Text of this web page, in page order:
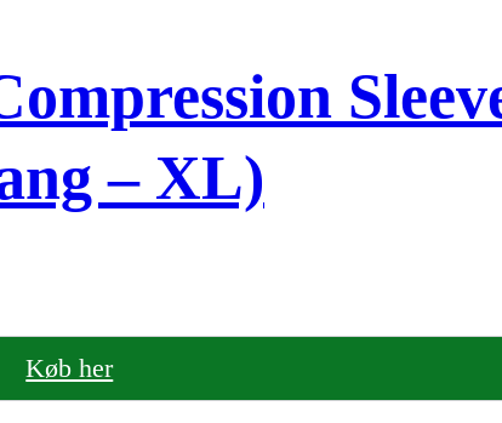
– XL)
Køb her